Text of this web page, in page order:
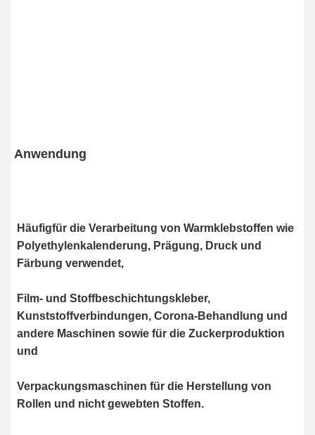
Anwendung
Häufigfür die Verarbeitung von Warmklebstoffen wie
Polyethylenkalenderung, Prägung, Druck und
Färbung verwendet,
Film- und Stoffbeschichtungskleber,
Kunststoffverbindungen, Corona-Behandlung und
andere Maschinen sowie für die Zuckerproduktion
und
Verpackungsmaschinen für die Herstellung von
Rollen und nicht gewebten Stoffen.